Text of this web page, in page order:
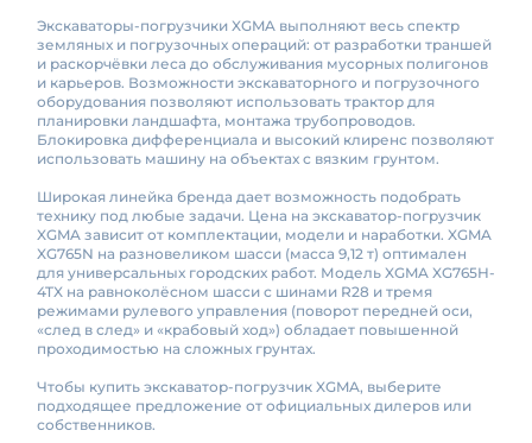
Экскаваторы-погрузчики XGMA выполняют весь спектр
земляных и погрузочных операций: от разработки траншей
и раскорчёвки леса до обслуживания мусорных полигонов
и карьеров. Возможности экскаваторного и погрузочного
оборудования позволяют использовать трактор для
планировки ландшафта, монтажа трубопроводов.
Блокировка дифференциала и высокий клиренс позволяют
использовать машину на объектах с вязким грунтом.
Широкая линейка бренда дает возможность подобрать
технику под любые задачи. Цена на экскаватор-погрузчик
XGMA зависит от комплектации, модели и наработки. XGMA
XG765N на разновеликом шасси (масса 9,12 т) оптимален
для универсальных городских работ. Модель XGMA XG765H-
4TX на равноколёсном шасси с шинами R28 и тремя
режимами рулевого управления (поворот передней оси,
«след в след» и «крабовый ход») обладает повышенной
проходимостью на сложных грунтах.
Чтобы купить экскаватор-погрузчик XGMA, выберите
подходящее предложение от официальных дилеров или
собственников.